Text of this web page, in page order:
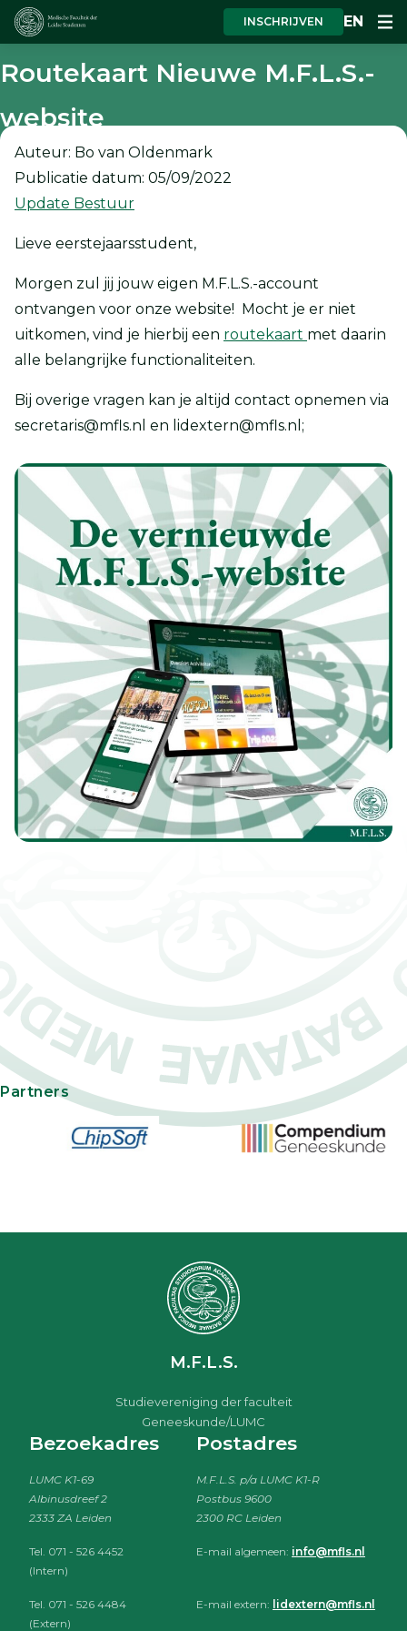
INSCHRIJVEN EN
Routekaart Nieuwe M.F.L.S.-
website
Auteur: Bo van Oldenmark
Publicatie datum: 05/09/2022
Update Bestuur
Lieve eerstejaarsstudent,
Morgen zul jij jouw eigen M.F.L.S.-account
ontvangen voor onze website! Mocht je er niet
uitkomen, vind je hierbij een routekaart met daarin
alle belangrijke functionaliteiten.
Bij overige vragen kan je altijd contact opnemen via
secretaris@mfls.nl en lidextern@mfls.nl;
Partners
M.F.L.S.
Studievereniging der faculteit
Geneeskunde/LUMC
Bezoekadres
LUMC K1-69
Albinusdreef 2
2333 ZA Leiden
Tel. 071 - 526 4452
(Intern)
Tel. 071 - 526 4484
(Extern)
Postadres
M.F.L.S. p/a LUMC K1-R
Postbus 9600
2300 RC Leiden
E-mail algemeen: info@mfls.nl
E-mail extern: lidextern@mfls.nl